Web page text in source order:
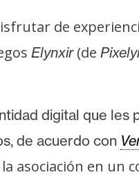
de
Elynxir(de
digital que
de acuerdo con
asociación en un